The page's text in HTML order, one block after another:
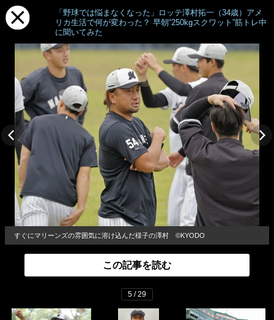
「野球では悩まなくなった」ロッテ澤村拓一（34歳）アメ
リカ生活で何が変わった？ 早朝“250kgスクワット”筋トレ中
に聞いてみた
すぐにマリーンズの雰囲気に溶け込んだ様子の澤村 ©︎KYODO
この記事を読む
5 / 29